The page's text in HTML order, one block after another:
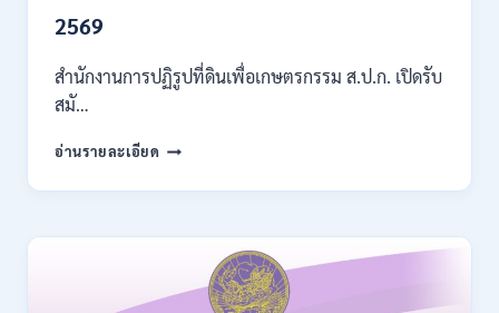
–
28780
10
21
2569
2569
สำนักงานการปฏิรูปที่ดินเพื่อเกษตรกรรม ส.ป.ก. เปิดรับ
สมั…
อ่านรายละเอียด สำนักงาน
ปฏิรูป
เพื่อ
เกษตรกรรม
เปิด